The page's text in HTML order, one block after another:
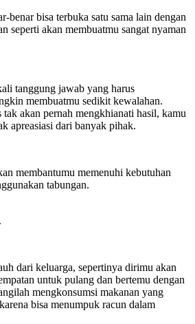
benar bisa terbuka satu sama lain dengan
seperti akan membuatmu sangat nyaman
tanggung jawab yang harus
membuatmu sedikit kewalahan.
akan pernah mengkhianati hasil, kamu
apreasiasi dari banyak pihak.
membantumu memenuhi kebutuhan
tabungan.
dari keluarga, sepertinya dirimu akan
untuk pulang dan bertemu dengan
mengkonsumsi makanan yang
bisa menumpuk racun dalam